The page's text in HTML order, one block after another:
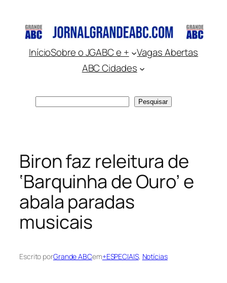
conteúdo
InícioSobre o JGABC e +
Vagas Abertas
ABC Cidades
Pesquisar
Biron faz releitura de
‘Barquinha de Ouro’ e
abala paradas
musicais
Escrito porGrande ABCem+ESPECIAIS, Notícias